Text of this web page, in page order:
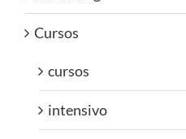
Cursos
cursos
intensivo